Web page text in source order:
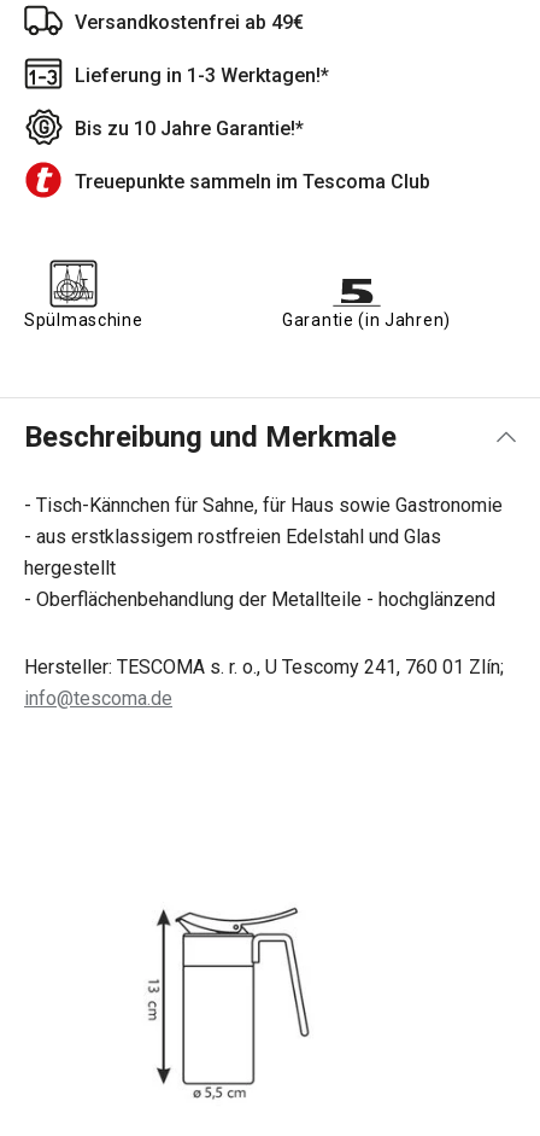
Versandkostenfrei ab 49€
Lieferung in 1-3 Werktagen!*
Bis zu 10 Jahre Garantie!*
Treuepunkte sammeln im Tescoma Club
Spülmaschine Garantie (in Jahren)
Beschreibung und Merkmale
- Tisch-Kännchen für Sahne, für Haus sowie Gastronomie
- aus erstklassigem rostfreien Edelstahl und Glas
hergestellt
- Oberflächenbehandlung der Metallteile - hochglänzend
Hersteller: TESCOMA s. r. o., U Tescomy 241, 760 01 Zlín;
info@tescoma.de